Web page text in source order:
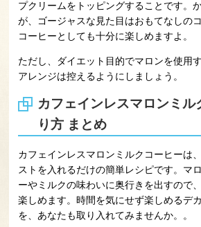
プクリームをトッピングすることです。
が、ゴージャスな見た目はおもてなしの
コーヒーとしても十分に楽しめますよ。
ただし、ダイエット目的でマロンを使用
アレンジは控えるようにしましょう。
カフェインレスマロンミル
り方 まとめ
カフェインレスマロンミルクコーヒーは
ストを入れるだけの簡単レシピです。マ
ーやミルクの味わいに奥行きを出すので
楽しめます。時間を気にせず楽しめるデ
を、あなたも取り入れてみませんか。。